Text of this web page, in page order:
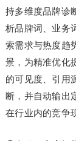
持多维度品牌诊
析品牌词、业务
索需求与热度趋
景，为精准优化
的可见度、引用
断，并自动输
在行业内的竞争